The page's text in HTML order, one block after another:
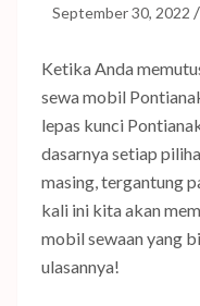
September 30, 2022 /
Ketika Anda
sewa mobil
lepas kunci
dasarnya setiap
masing, tergantung
kali ini kita akan
mobil sewaan yang
ulasannya!